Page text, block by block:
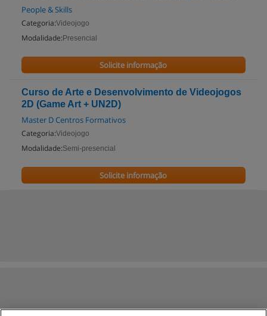
People & Skills
Categoria:Videojogo
Modalidade: Presencial
Solicite informação
Curso de Arte e Desenvolvimento de Videojogos
2D (Game Art + UN2D)
Master D Centros Formativos
Categoria:Videojogo
Modalidade:Semi-presencial
Solicite informação